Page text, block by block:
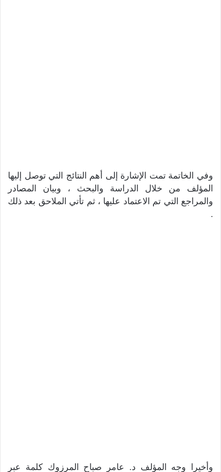
وفي الخاتمة تمت الإشارة إلى أهم النتائج التي توصل إليها
المؤلف من خلال الدراسة والبحث ، وبيان المصادر
والمراجع التي تم الاعتماد عليها ، ثم تأتي الملاحق بعد ذلك
.
وأخيرا وجه المؤلف د. عامر صباح المرزوك كلمة عبر